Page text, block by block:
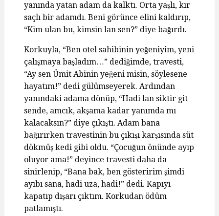
yanında yatan adam da kalktı. Orta yaşlı, kır
saçlı bir adamdı. Beni görünce elini kaldırıp,
“Kim ulan bu, kimsin lan sen?” diye bağırdı.
Korkuyla, “Ben otel sahibinin yeğeniyim, yeni
çalışmaya başladım…” dediğimde, travesti,
“Ay sen Ümit Abinin yeğeni misin, söylesene
hayatım!” dedi gülümseyerek. Ardından
yanındaki adama dönüp, “Hadi lan siktir git
sende, amcık, akşama kadar yanımda mı
kalacaksın?” diye çıkıştı. Adam bana
bağırırken travestinin bu çıkışı karşısında süt
dökmüş kedi gibi oldu. “Çocuğun önünde ayıp
oluyor ama!” deyince travesti daha da
sinirlenip, “Bana bak, ben gösteririm şimdi
ayıbı sana, hadi uza, hadi!” dedi. Kapıyı
kapatıp dışarı çıktım. Korkudan ödüm
patlamıştı.